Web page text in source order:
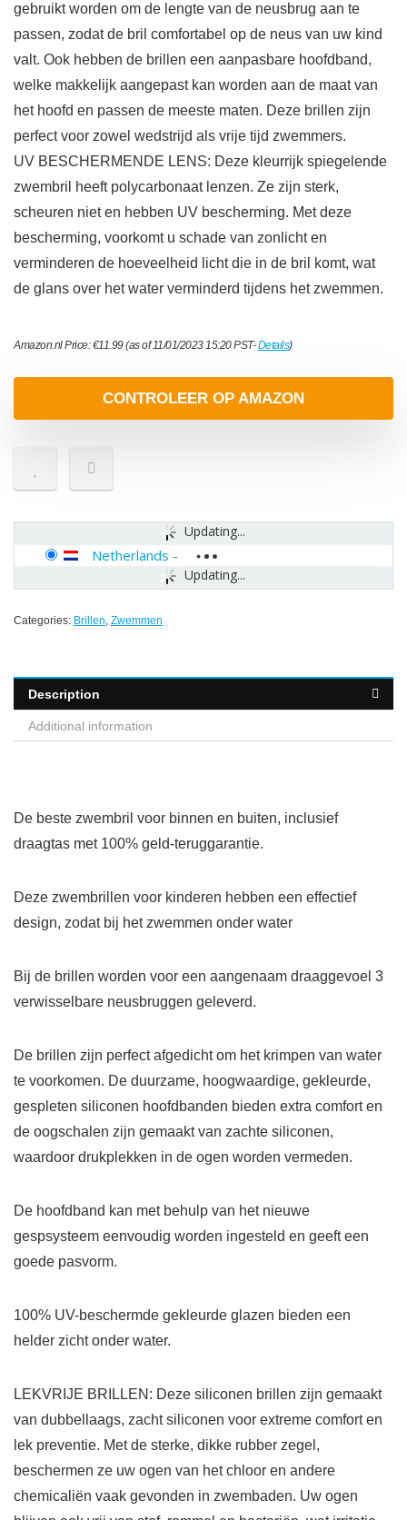
gebruikt worden om de lengte van de neusbrug aan te
passen, zodat de bril comfortabel op de neus van uw kind
valt. Ook hebben de brillen een aanpasbare hoofdband,
welke makkelijk aangepast kan worden aan de maat van
het hoofd en passen de meeste maten. Deze brillen zijn
perfect voor zowel wedstrijd als vrije tijd zwemmers.
UV BESCHERMENDE LENS: Deze kleurrijk spiegelende
zwembril heeft polycarbonaat lenzen. Ze zijn sterk,
scheuren niet en hebben UV bescherming. Met deze
bescherming, voorkomt u schade van zonlicht en
verminderen de hoeveelheid licht die in de bril komt, wat
de glans over het water verminderd tijdens het zwemmen.
Amazon.nl Price:€11.99(as of 11/01/2023 15:20 PST-Details)
CONTROLEER OP AMAZON
Updating...
Updating...
Netherlands -
Categories: Brillen, Zwemmen
Description
Additional information
De beste zwembril voor binnen en buiten, inclusief
draagtas met 100% geld-teruggarantie.
Deze zwembrillen voor kinderen hebben een effectief
design, zodat bij het zwemmen onder water
Bij de brillen worden voor een aangenaam draaggevoel 3
verwisselbare neusbruggen geleverd.
De brillen zijn perfect afgedicht om het krimpen van water
te voorkomen. De duurzame, hoogwaardige, gekleurde,
gespleten siliconen hoofdbanden bieden extra comfort en
de oogschalen zijn gemaakt van zachte siliconen,
waardoor drukplekken in de ogen worden vermeden.
De hoofdband kan met behulp van het nieuwe
gespsysteem eenvoudig worden ingesteld en geeft een
goede pasvorm.
100% UV-beschermde gekleurde glazen bieden een
helder zicht onder water.
LEKVRIJE BRILLEN: Deze siliconen brillen zijn gemaakt
van dubbellaags, zacht siliconen voor extreme comfort en
lek preventie. Met de sterke, dikke rubber zegel,
beschermen ze uw ogen van het chloor en andere
chemicaliën vaak gevonden in zwembaden. Uw ogen